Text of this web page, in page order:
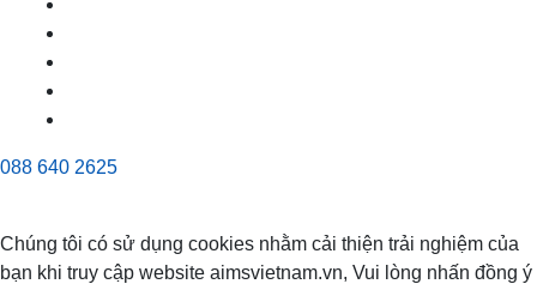
088 640 2625
Chúng tôi có sử dụng cookies nhằm cải thiện trải nghiệm của
bạn khi truy cập website aimsvietnam.vn, Vui lòng nhấn đồng ý